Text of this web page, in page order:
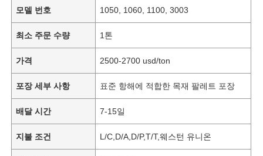
모델 번호 1050, 1060, 1100, 3003
최소 주문 수량 1톤
가격 2500-2700 usd/ton
포장 세부 사항 표준 항해에 적합한 목재 팔레트 포장
배달 시간 7-15일
지불 조건 L/C,D/A,D/P,T/T,웨스턴 유니온